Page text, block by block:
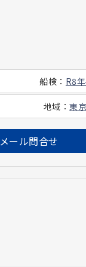
船検 ： R8
地域 ：東
メール問合せ